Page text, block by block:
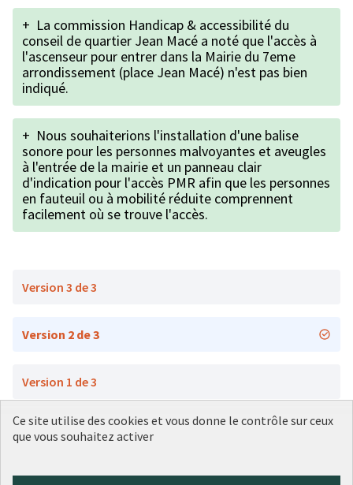
+ La commission Handicap & accessibilité du
conseil de quartier Jean Macé a noté que l'accès à
l'ascenseur pour entrer dans la Mairie du 7eme
arrondissement (place Jean Macé) n'est pas bien
indiqué.
+ Nous souhaiterions l'installation d'une balise
sonore pour les personnes malvoyantes et aveugles
à l'entrée de la mairie et un panneau clair
d'indication pour l'accès PMR afin que les personnes
en fauteuil ou à mobilité réduite comprennent
facilement où se trouve l'accès.
Version 3 de 3
Version 2 de 3
Version 1 de 3
Ce site utilise des cookies et vous donne le contrôle sur ceux
que vous souhaitez activer